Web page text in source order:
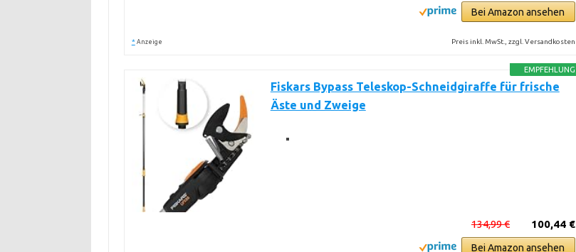
Bei Amazon ansehen
* Anzeige Preis inkl. MwSt., zzgl. Versandkosten
EMPFEHLUNG
Fiskars Bypass Teleskop-Schneidgiraffe für frische
Äste und Zweige
100,44 €
134,99 €
Bei Amazon ansehen